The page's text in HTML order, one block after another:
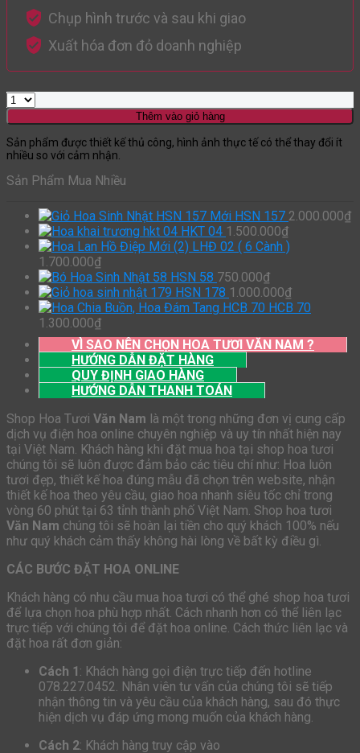
Chụp hình trước và sau khi giao
Xuất hóa đơn đỏ doanh nghiệp
Thêm vào giỏ hàng
Sản phẩm được thiết kế thủ công, hình ảnh thực tế có thể thay đổi ít
nhiều so với cảm nhận.
Sản Phẩm Mua Nhiều
HSN 157 2.000.000₫
HKT 04 1.500.000₫
LHĐ 02 ( 6 Cành )
1.700.000₫
HSN 58 750.000₫
HSN 178 1.000.000₫
HCB 70
1.300.000₫
VÌ SAO NÊN CHỌN HOA TƯƠI VĂN NAM ?
HƯỚNG DẪN ĐẶT HÀNG
QUY ĐỊNH GIAO HÀNG
HƯỚNG DẪN THANH TOÁN
Shop Hoa Tươi Văn Nam là một trong những đơn vị cung cấp
dịch vụ điện hoa online chuyên nghiệp và uy tín nhất hiện nay
tại Việt Nam. Khách hàng khi đặt mua hoa tại shop hoa tươi
chúng tôi sẽ luôn được đảm bảo các tiêu chí như: Hoa luôn
tươi đẹp, thiết kế hoa đúng mẫu đã chọn trên website, nhận
thiết kế hoa theo yêu cầu, giao hoa nhanh siêu tốc chỉ trong
vòng 60 phút tại 63 tỉnh thành phố Việt Nam. Shop hoa tươi
Văn Nam chúng tôi sẽ hoàn lại tiền cho quý khách 100% nếu
như quý khách cảm thấy không hài lòng về bất kỳ điều gì.
CÁC BƯỚC ĐẶT HOA ONLINE
Khách hàng có nhu cầu mua hoa tươi có thể ghé shop hoa tươi
để lựa chọn hoa phù hợp nhất. Cách nhanh hơn có thể liên lạc
trực tiếp với chúng tôi để đặt hoa online. Cách thức liên lạc và
đặt hoa rất đơn giản:
Cách 1 : Khách hàng gọi điện trực tiếp đến hotline
078.227.0452. Nhân viên tư vấn của chúng tôi sẽ tiếp
nhận thông tin và yêu cầu của khách hàng, sau đó thực
hiện dịch vụ đáp ứng mong muốn của khách hàng.
Cách 2: Khách hàng truy cập vào